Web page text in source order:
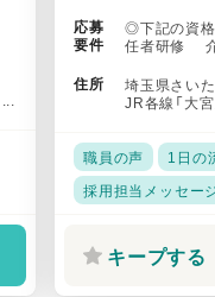
応募
要件
◎下記の資
任者研修
住所
埼玉県さい
JR各線「大
職員の声
1日の
採用担当メッセー
キープする